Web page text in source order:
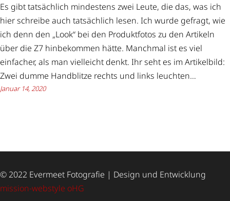
Es gibt tatsächlich mindestens zwei Leute, die das, was ich
hier schreibe auch tatsächlich lesen. Ich wurde gefragt, wie
ich denn den „Look“ bei den Produktfotos zu den Artikeln
über die Z7 hinbekommen hätte. Manchmal ist es viel
einfacher, als man vielleicht denkt. Ihr seht es im Artikelbild:
Zwei dumme Handblitze rechts und links leuchten…
Januar 14, 2020
© 2022 Evermeet Fotografie | Design und Entwicklung
mission-webstyle oHG